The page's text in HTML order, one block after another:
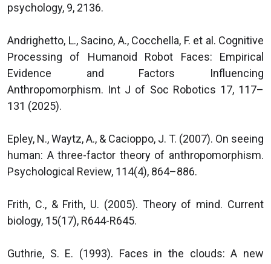
psychology, 9, 2136.
Andrighetto, L., Sacino, A., Cocchella, F. et al. Cognitive
Processing of Humanoid Robot Faces: Empirical
Evidence and Factors Influencing
Anthropomorphism. Int J of Soc Robotics 17, 117–
131 (2025).
Epley, N., Waytz, A., & Cacioppo, J. T. (2007). On seeing
human: A three-factor theory of anthropomorphism.
Psychological Review, 114(4), 864–886.
Frith, C., & Frith, U. (2005). Theory of mind. Current
biology, 15(17), R644-R645.
Guthrie, S. E. (1993). Faces in the clouds: A new